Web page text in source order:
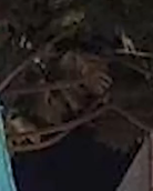
Thực